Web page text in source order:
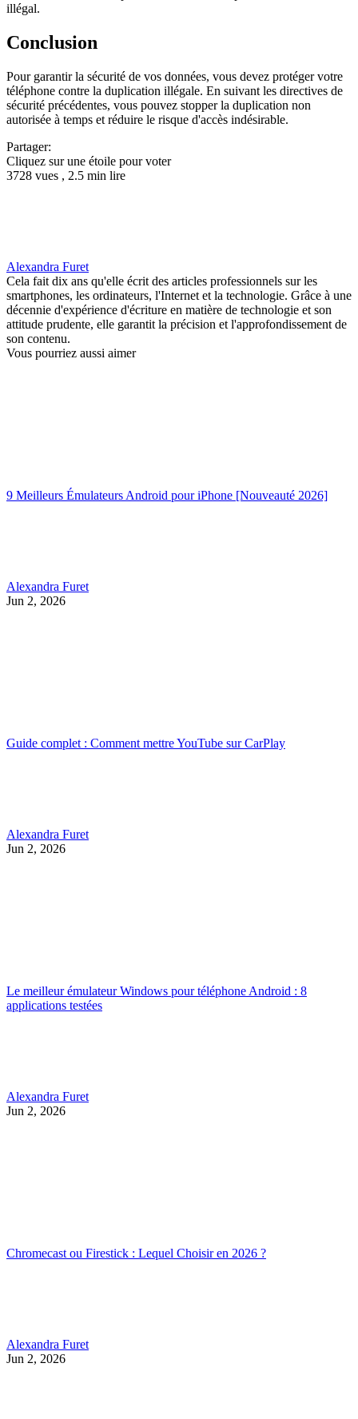
illégal.
Conclusion
Pour garantir la sécurité de vos données, vous devez protéger votre
téléphone contre la duplication illégale. En suivant les directives de
sécurité précédentes, vous pouvez stopper la duplication non
autorisée à temps et réduire le risque d'accès indésirable.
Partager:
Cliquez sur une étoile pour voter
3728 vues , 2.5 min lire
Alexandra Furet
Cela fait dix ans qu'elle écrit des articles professionnels sur les
smartphones, les ordinateurs, l'Internet et la technologie. Grâce à une
décennie d'expérience d'écriture en matière de technologie et son
attitude prudente, elle garantit la précision et l'approfondissement de
son contenu.
Vous pourriez aussi aimer
9 Meilleurs Émulateurs Android pour iPhone [Nouveauté 2026]
Alexandra Furet
Jun 2, 2026
Guide complet : Comment mettre YouTube sur CarPlay
Alexandra Furet
Jun 2, 2026
Le meilleur émulateur Windows pour téléphone Android : 8
applications testées
Alexandra Furet
Jun 2, 2026
Chromecast ou Firestick : Lequel Choisir en 2026 ?
Alexandra Furet
Jun 2, 2026